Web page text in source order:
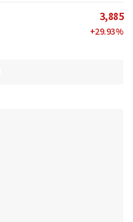
3,885
+29.93%